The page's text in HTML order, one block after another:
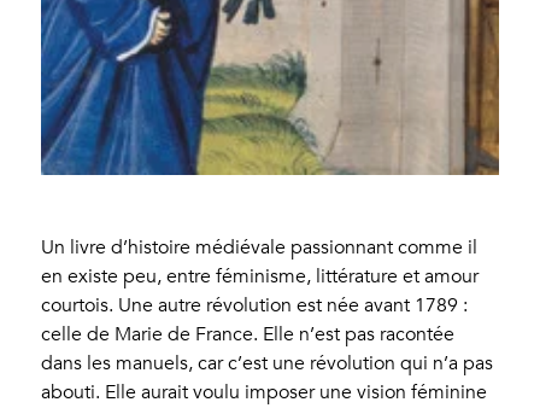
Un livre d’histoire médiévale passionnant comme il
en existe peu, entre féminisme, littérature et amour
courtois. Une autre révolution est née avant 1789 :
celle de Marie de France. Elle n’est pas racontée
dans les manuels, car c’est une révolution qui n’a pas
abouti. Elle aurait voulu imposer une vision féminine